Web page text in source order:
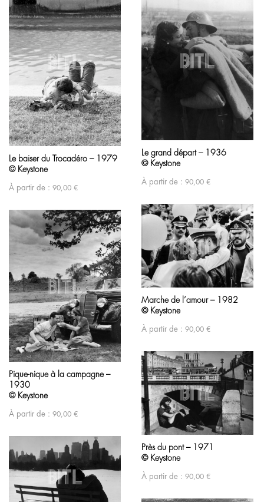
Le baiser du Trocadéro – 1979
© Keystone
À partir de : 90,00 €
Le grand départ – 1936
© Keystone
À partir de : 90,00 €
Marche de l’amour – 1982
© Keystone
À partir de : 90,00 €
Pique-nique à la campagne –
1930
© Keystone
À partir de : 90,00 €
Près du pont – 1971
© Keystone
À partir de : 90,00 €